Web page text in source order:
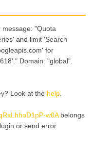
message: "Quota
and limit 'Search
for
Domain: "global".
Look at the help
w0Abelongs
or send error